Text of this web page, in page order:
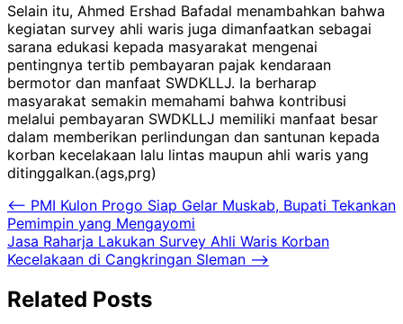
Selain itu, Ahmed Ershad Bafadal menambahkan bahwa
kegiatan survey ahli waris juga dimanfaatkan sebagai
sarana edukasi kepada masyarakat mengenai
pentingnya tertib pembayaran pajak kendaraan
bermotor dan manfaat SWDKLLJ. Ia berharap
masyarakat semakin memahami bahwa kontribusi
melalui pembayaran SWDKLLJ memiliki manfaat besar
dalam memberikan perlindungan dan santunan kepada
korban kecelakaan lalu lintas maupun ahli waris yang
ditinggalkan.(ags,prg)
Navigasi
pos
⟵ PMI Kulon Progo Siap Gelar Muskab, Bupati Tekankan
Pemimpin yang Mengayomi
Jasa Raharja Lakukan Survey Ahli Waris Korban
Kecelakaan di Cangkringan Sleman ⟶
Related Posts